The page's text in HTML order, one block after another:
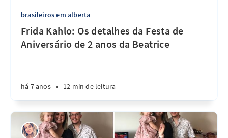
brasileiros em alberta
Frida Kahlo: Os detalhes da Festa de
Aniversário de 2 anos da Beatrice
há 7 anos • 12 min de leitura